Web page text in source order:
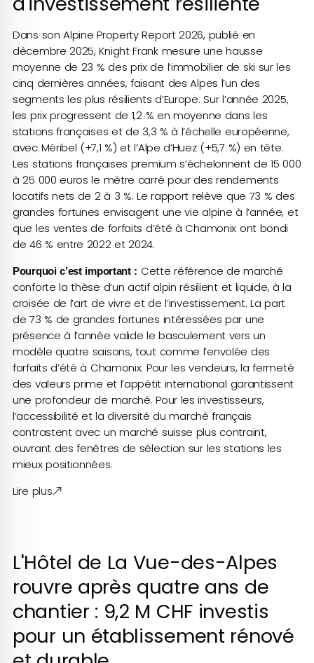
Dans son Alpine Property Report 2026, publié en
décembre 2025, Knight Frank mesure une hausse
moyenne de 23 % des prix de l’immobilier de ski sur les
cinq dernières années, faisant des Alpes l’un des
segments les plus résilients d’Europe. Sur l’année 2025,
les prix progressent de 1,2 % en moyenne dans les
stations françaises et de 3,3 % à l’échelle européenne,
avec Méribel (+7,1 %) et l’Alpe d’Huez (+5,7 %) en tête.
Les stations françaises premium s’échelonnent de 15 000
à 25 000 euros le mètre carré pour des rendements
locatifs nets de 2 à 3 %. Le rapport relève que 73 % des
grandes fortunes envisagent une vie alpine à l’année, et
que les ventes de forfaits d’été à Chamonix ont bondi
de 46 % entre 2022 et 2024.
Pourquoi c’est important : Cette référence de marché
conforte la thèse d’un actif alpin résilient et liquide, à la
croisée de l’art de vivre et de l’investissement. La part
de 73 % de grandes fortunes intéressées par une
présence à l’année valide le basculement vers un
modèle quatre saisons, tout comme l’envolée des
forfaits d’été à Chamonix. Pour les vendeurs, la fermeté
des valeurs prime et l’appétit international garantissent
une profondeur de marché. Pour les investisseurs,
l’accessibilité et la diversité du marché français
contrastent avec un marché suisse plus contraint,
ouvrant des fenêtres de sélection sur les stations les
mieux positionnées.
Lire plus
L'Hôtel de La Vue-des-Alpes
rouvre après quatre ans de
chantier : 9,2 M CHF investis
pour un établissement rénové